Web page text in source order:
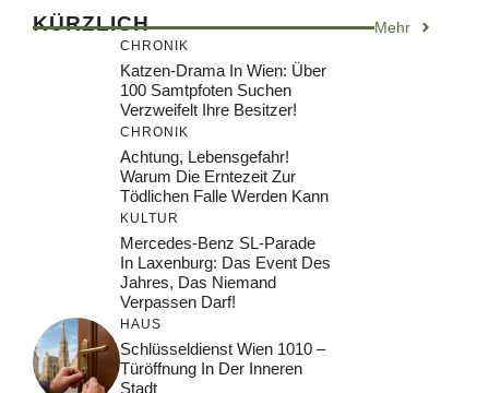
KÜRZLICH Mehr
CHRONIK
Katzen-Drama In Wien: Über
100 Samtpfoten Suchen
Verzweifelt Ihre Besitzer!
CHRONIK
Achtung, Lebensgefahr!
Warum Die Erntezeit Zur
Tödlichen Falle Werden Kann
KULTUR
Mercedes-Benz SL-Parade
In Laxenburg: Das Event Des
Jahres, Das Niemand
Verpassen Darf!
HAUS
Schlüsseldienst Wien 1010 –
Türöffnung In Der Inneren
Stadt